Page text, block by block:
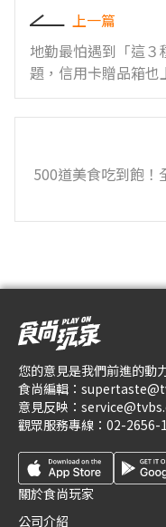
上一篇
地勤最怕遇到「這
題，信用卡贈品箱也
500道美食吃到飽
您的意見是我們前進的動
食尚編輯：
意見反映：
觀眾服務專線： 02-2656-
關於食尚玩家
公司介紹